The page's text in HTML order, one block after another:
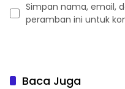
Simpan nama, email,
peramban ini untuk
Baca Juga